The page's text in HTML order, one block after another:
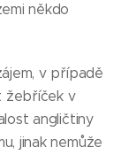
někdo
v případě
žebříček v
angličtiny
jinak nemůže